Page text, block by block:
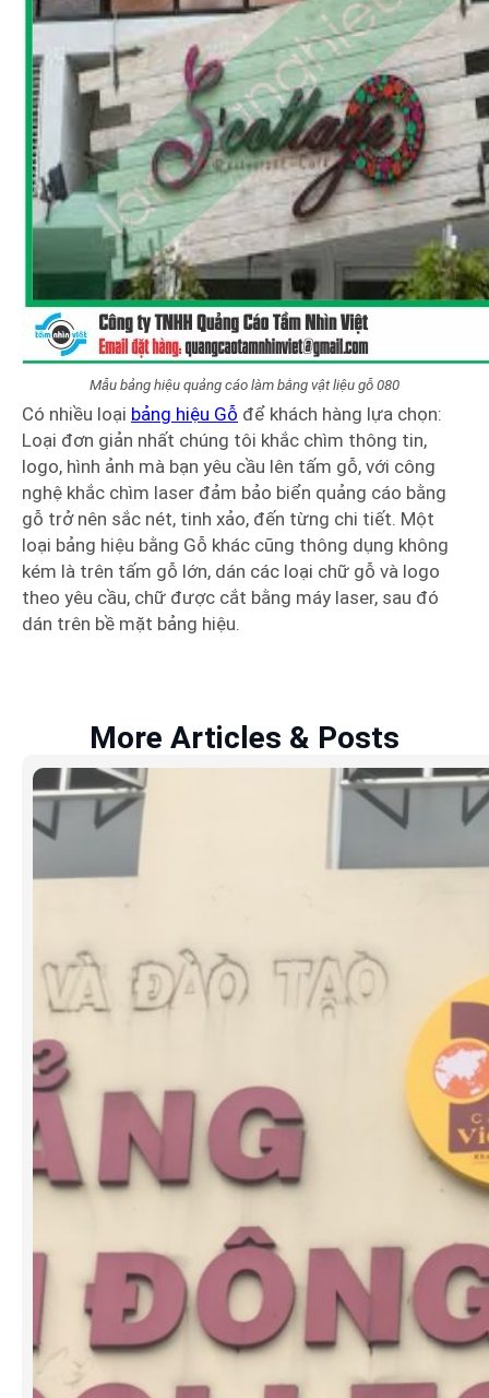
Mẫu bảng hiệu quảng cáo làm bằng vật liệu gỗ 080
Có nhiều loại bảng hiệu Gỗ để khách hàng lựa chọn:
Loại đơn giản nhất chúng tôi khắc chìm thông tin,
logo, hình ảnh mà bạn yêu cầu lên tấm gỗ, với công
nghệ khắc chìm laser đảm bảo biển quảng cáo bằng
gỗ trở nên sắc nét, tinh xảo, đến từng chi tiết. Một
loại bảng hiệu bằng Gỗ khác cũng thông dụng không
kém là trên tấm gỗ lớn, dán các loại chữ gỗ và logo
theo yêu cầu, chữ được cắt bằng máy laser, sau đó
dán trên bề mặt bảng hiệu.
More Articles & Posts